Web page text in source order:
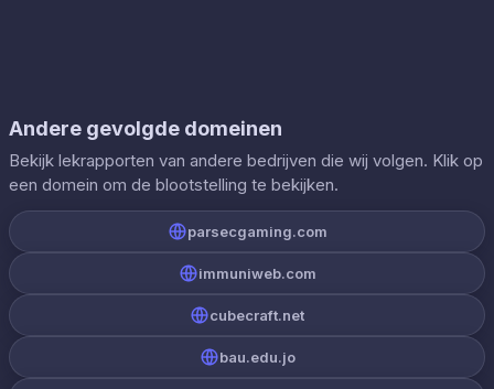
Andere gevolgde domeinen
Bekijk lekrapporten van andere bedrijven die wij volgen. Klik op
een domein om de blootstelling te bekijken.
parsecgaming.com
immuniweb.com
cubecraft.net
bau.edu.jo